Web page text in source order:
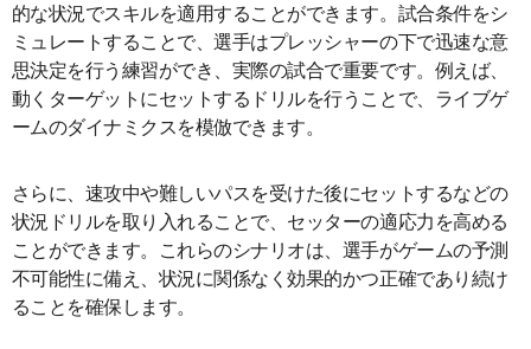
的な状況でスキルを適用することができます。試合条件をシ
ミュレートすることで、選手はプレッシャーの下で迅速な意
思決定を行う練習ができ、実際の試合で重要です。例えば、
動くターゲットにセットするドリルを行うことで、ライブゲ
ームのダイナミクスを模倣できます。
さらに、速攻中や難しいパスを受けた後にセットするなどの
状況ドリルを取り入れることで、セッターの適応力を高める
ことができます。これらのシナリオは、選手がゲームの予測
不可能性に備え、状況に関係なく効果的かつ正確であり続け
ることを確保します。